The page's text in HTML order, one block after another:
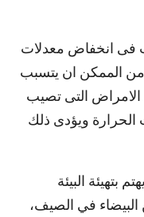
فى انخفاض معدلات
الممكن ان يتسبب
الامراض التى تصيب
الحرارة ويؤدى ذلك
بتهيئة البيئة
البيضاء في الصيف،